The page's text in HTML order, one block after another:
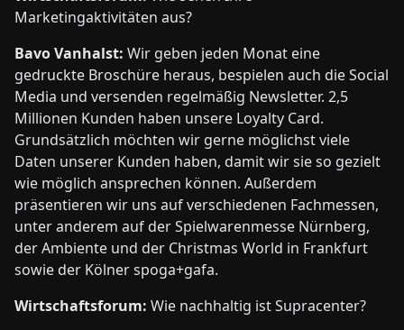
Marketingaktivitäten aus?
Bavo Vanhalst: Wir geben jeden Monat eine
gedruckte Broschüre heraus, bespielen auch die Social
Media und versenden regelmäßig Newsletter. 2,5
Millionen Kunden haben unsere Loyalty Card.
Grundsätzlich möchten wir gerne möglichst viele
Daten unserer Kunden haben, damit wir sie so gezielt
wie möglich ansprechen können. Außerdem
präsentieren wir uns auf verschiedenen Fachmessen,
unter anderem auf der Spielwarenmesse Nürnberg,
der Ambiente und der Christmas World in Frankfurt
sowie der Kölner spoga+gafa.
Wirtschaftsforum: Wie nachhaltig ist Supracenter?